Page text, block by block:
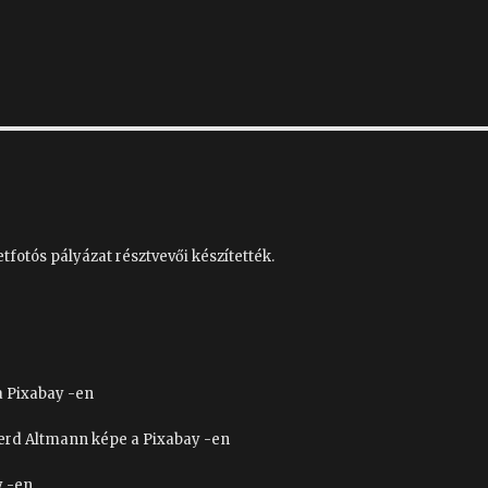
pályázat résztvevői készítették.
Pixabay -en
Altmann képe a Pixabay -en